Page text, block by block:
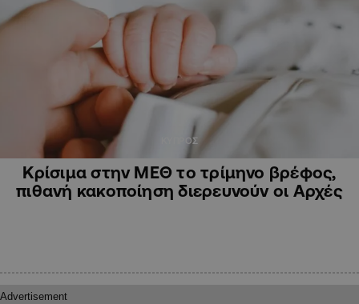
ΚΥΠΡΟΣ
Κρίσιμα στην ΜΕΘ το τρίμηνο βρέφος,
πιθανή κακοποίηση διερευνούν οι Αρχές